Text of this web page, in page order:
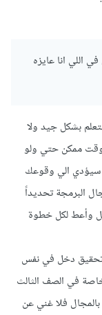
اللي انا عايزه
بشكل جيد ولا
ممكن حتي ولو
سيؤدي الي وقوعك
البرمجة تحديداً
وأعط لكل خطوة
وتحقيق دخل في نفس
في الصف الثالث
فلا غني عن